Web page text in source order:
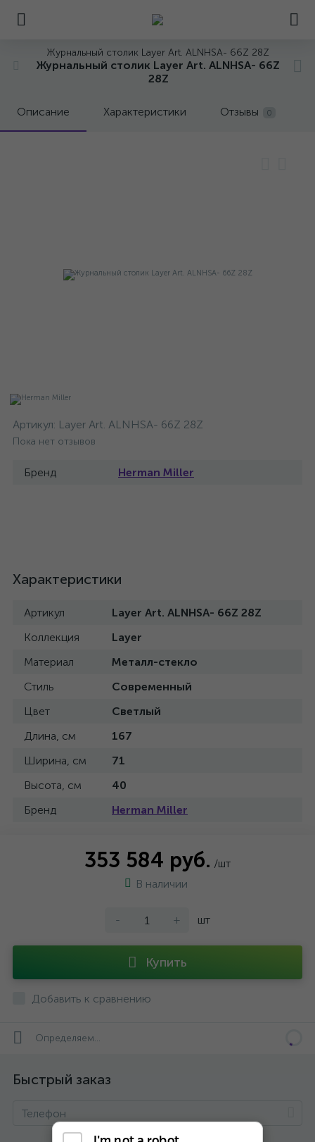
Журнальный столик Layer Art. ALNHSA- 66Z 28Z
Журнальный столик Layer Art. ALNHSA- 66Z
28Z
Описание Характеристики Отзывы 0
Артикул: Layer Art. ALNHSA- 66Z 28Z
Пока нет отзывов
Бренд Herman Miller
Характеристики
Артикул
Layer Art. ALNHSA- 66Z 28Z
Коллекция
Layer
Материал
Металл-стекло
Стиль
Современный
Цвет
Светлый
Длина, см
167
Ширина, см
71
Высота, см
40
Бренд
Herman Miller
353 584 руб. /шт
В наличии
- + шт
Купить
Добавить к сравнению
Определяем...
Быстрый заказ